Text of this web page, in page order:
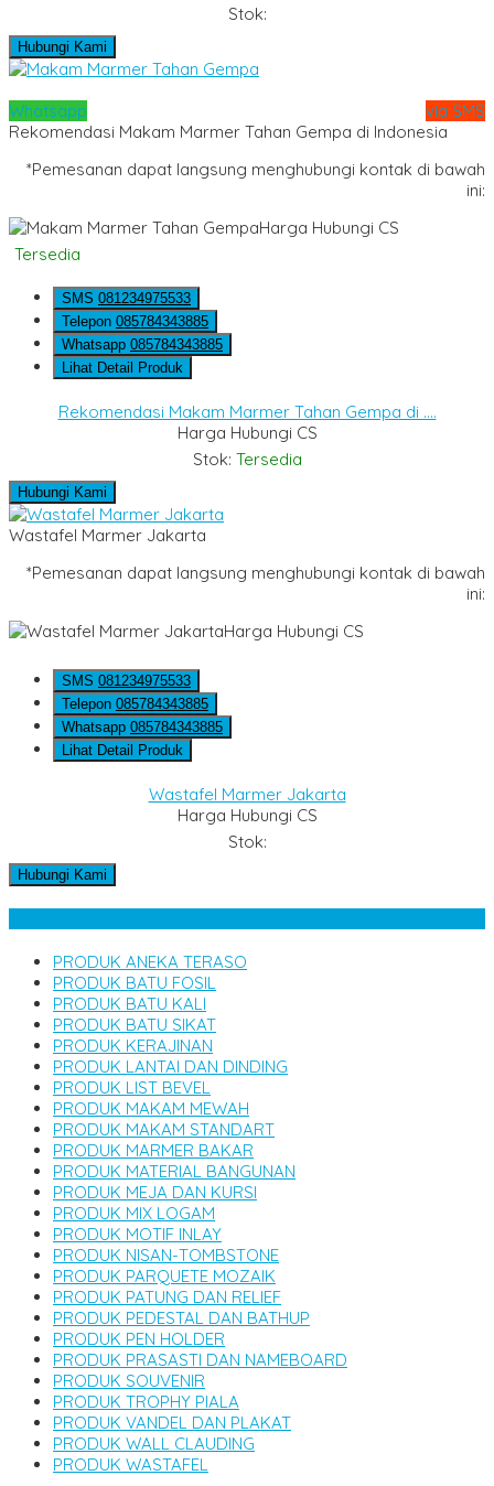
Stok:
Hubungi Kami
Whatsapp
via SMS
Rekomendasi Makam Marmer Tahan Gempa di Indonesia
*Pemesanan dapat langsung menghubungi kontak di bawah
ini:
Harga Hubungi CS
Tersedia
SMS 081234975533
Telepon 085784343885
Whatsapp 085784343885
Lihat Detail Produk
Rekomendasi Makam Marmer Tahan Gempa di ....
Harga Hubungi CS
Stok: Tersedia
Hubungi Kami
Wastafel Marmer Jakarta
*Pemesanan dapat langsung menghubungi kontak di bawah
ini:
Harga Hubungi CS
SMS 081234975533
Telepon 085784343885
Whatsapp 085784343885
Lihat Detail Produk
Wastafel Marmer Jakarta
Harga Hubungi CS
Stok:
Hubungi Kami
PRODUK ANEKA TERASO
PRODUK BATU FOSIL
PRODUK BATU KALI
PRODUK BATU SIKAT
PRODUK KERAJINAN
PRODUK LANTAI DAN DINDING
PRODUK LIST BEVEL
PRODUK MAKAM MEWAH
PRODUK MAKAM STANDART
PRODUK MARMER BAKAR
PRODUK MATERIAL BANGUNAN
PRODUK MEJA DAN KURSI
PRODUK MIX LOGAM
PRODUK MOTIF INLAY
PRODUK NISAN-TOMBSTONE
PRODUK PARQUETE MOZAIK
PRODUK PATUNG DAN RELIEF
PRODUK PEDESTAL DAN BATHUP
PRODUK PEN HOLDER
PRODUK PRASASTI DAN NAMEBOARD
PRODUK SOUVENIR
PRODUK TROPHY PIALA
PRODUK VANDEL DAN PLAKAT
PRODUK WALL CLAUDING
PRODUK WASTAFEL